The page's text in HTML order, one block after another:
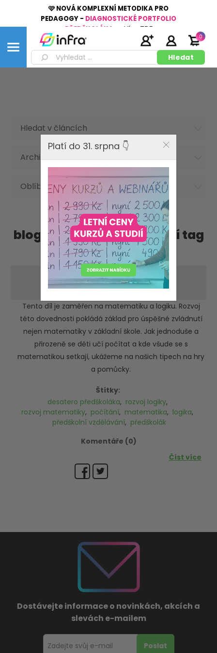
🩷 NOVÁ KOMPLEXNÍ METODIKA PRO
PEDAGOGY - DIAGNOSTICKÉ PORTFOLIO
PŘEDŠKOLÁKA
Více ZDE
0
Hledat v článcích
Archiv článků
Oblíbená hesla
blog příspěvky, obsahující tag
'rozvoj logiky'
Desatero předškoláka – díl 6.
-pátek 14. května 2021
Tento díl je zaměřen na matematiku a logiku. Rozvoj
této dovednosti pokládá základ pro úspěšné zvládnutí
nejen matematiky v základní škole. Jak jednoduše a
přirozeně se děti učí počítat a kde všude se s
matematikou setkají, ukážeme na našich tipech na hry
a pomůcky.
Štítky:
desatero předškoláka, rozvoj logiky,
rozvoj matematiky, počítání, matematika, logika,
předškolní vzdělávání, předškolák
Komentáře (0)
Číst více
Dostávejte informace o novinkách, akcích a
slevách e-mailem
Platí do 31. srpna 👇